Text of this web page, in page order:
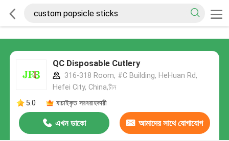
QC Disposable Cutlery
316-318 Room, #C Building, HeHuan Rd,
Hefei City, China,চীন
5.0
যাচাইকৃত সরবরাহকারী
এখন ডাকো আমাদের সাথে যোগাযোগ